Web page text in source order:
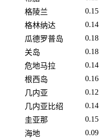
格陵兰
0.15
格林纳达
0.14
瓜德罗普岛
0.18
关岛
0.18
危地马拉
0.14
根西岛
0.16
几内亚
0.12
几内亚比绍
0.14
圭亚那
0.15
海地
0.09